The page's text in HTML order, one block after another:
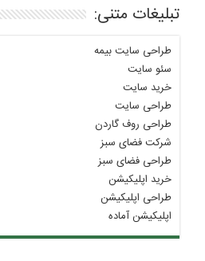
تبلیغات متنی:
طراحی سایت بیمه
سئو سایت
خرید سایت
طراحی سایت
طراحی روف گاردن
شرکت فضای سبز
طراحی فضای سبز
خرید اپلیکیشن
طراحی اپلیکیشن
اپلیکیشن آماده